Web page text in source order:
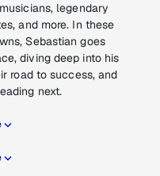
legendary
and more. In these
Sebastian goes
diving deep into his
road to success, and
next.